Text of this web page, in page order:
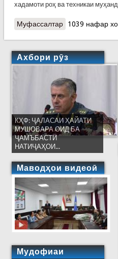
хадамоти роҳ ва техникаи
Муфассалтаро Боз борон,
1039 нафар
Ахбори рӯз
КҲФ: ҶАЛАСАИ ҲАЙАТИ
МУШОВАРА ОИД БА
ҶАМЪБАСТИ
НАТИҶАҲОИ...
Маводҳои видеоӣ
Мудофиаи